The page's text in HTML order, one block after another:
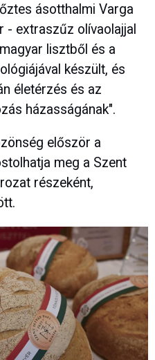
ásotthalmi Varga
- extraszűz olívaolajjal
lisztből és a
készült, és
életérzés és az
házasságának".
először a
meg a Szent
részeként,